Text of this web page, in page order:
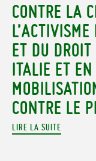
CONTRE LA
ET DU
ITALIE ET
CONTRE LE
LIRE LA SUITE